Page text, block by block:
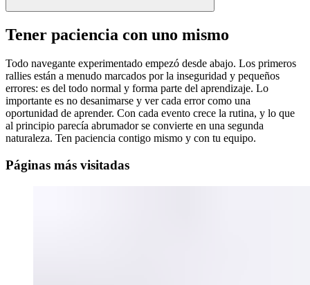
Tener paciencia con uno mismo
Todo navegante experimentado empezó desde abajo. Los primeros
rallies están a menudo marcados por la inseguridad y pequeños
errores: es del todo normal y forma parte del aprendizaje. Lo
importante es no desanimarse y ver cada error como una
oportunidad de aprender. Con cada evento crece la rutina, y lo que
al principio parecía abrumador se convierte en una segunda
naturaleza. Ten paciencia contigo mismo y con tu equipo.
Páginas más visitadas